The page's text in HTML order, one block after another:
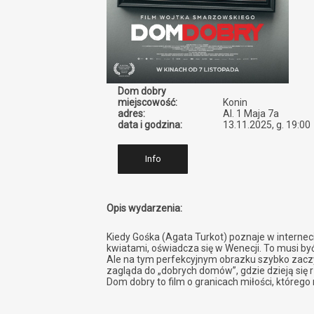
Dom dobry
miejscowość:
Konin
adres:
Al. 1 Maja 7a
data i godzina:
13.11.2025, g. 19:00
Info
Opis wydarzenia:
Kiedy Gośka (Agata Turkot) poznaje w
kwiatami, oświadcza się w Wenecji. To musi
Ale na tym perfekcyjnym obrazku szybko
zagląda do „dobrych domów”, gdzie dzieją
Dom dobry to film o granicach miłości,